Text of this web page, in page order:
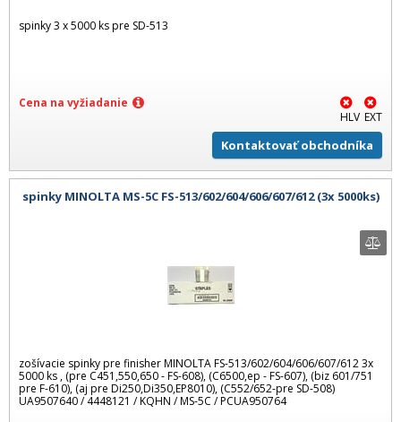
spinky 3 x 5000 ks pre SD-513
Cena na vyžiadanie
HLV EXT
Kontaktovať obchodníka
spinky MINOLTA MS-5C FS-513/602/604/606/607/612 (3x 5000ks)
zošívacie spinky pre finisher MINOLTA FS-513/602/604/606/607/612 3x
5000 ks , (pre C451,550,650 - FS-608), (C6500,ep - FS-607), (biz 601/751
pre F-610), (aj pre Di250,Di350,EP8010), (C552/652-pre SD-508)
UA9507640 / 4448121 / KQHN / MS-5C / PCUA950764